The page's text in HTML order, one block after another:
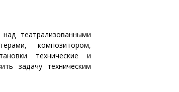
театрализованными
композитором,
технические и
задачу техническим